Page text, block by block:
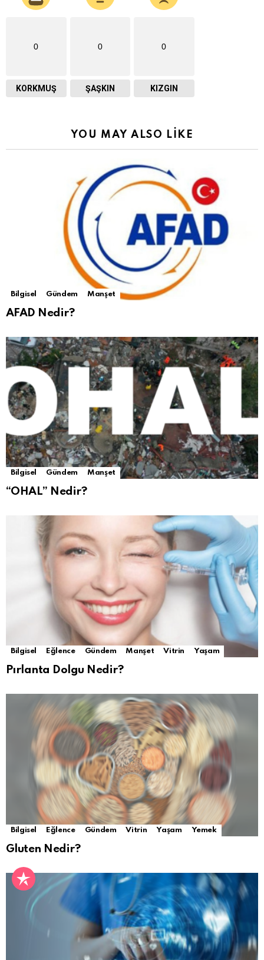
0
KORKMUŞ
0
ŞAŞKIN
0
KIZGIN
YOU MAY ALSO LIKE
Bilgisel Gündem Manşet
AFAD Nedir?
Bilgisel Gündem Manşet
“OHAL” Nedir?
Bilgisel Eğlence Gündem Manşet Vitrin Yaşam
Pırlanta Dolgu Nedir?
Bilgisel Eğlence Gündem Vitrin Yaşam Yemek
Gluten Nedir?